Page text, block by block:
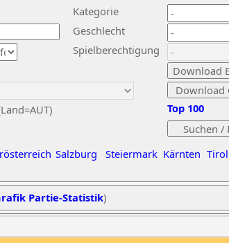
Kategorie
Geschlecht
Spielberechtigung
Salzburg Steiermark Kärnten Tirol
Top 100
Partie-Statistik)